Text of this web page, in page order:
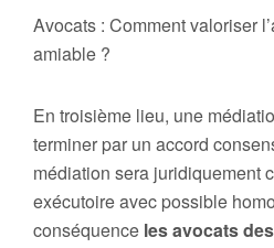
Avocats : Comment valoriser
amiable ?
En troisième lieu, une
terminer par un accord
médiation sera juridiquement
exécutoire avec possible
conséquence les avocats